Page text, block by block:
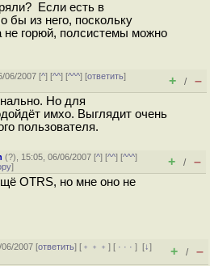
Если есть в
бы из него, поскольку
не горюй, полсистемы можно
06/2007 [^] [^^] [^^^] [ответить]
+ / –
Но для
имхо. Выглядит очень
пользователя.
(?), 15:05, 06/06/2007 [^] [^^] [^^^]
] + / –
OTRS, но мне оно не
2007 [ответить] [ ﹢﹢﹢] [ · · ·][↓]
+ / –